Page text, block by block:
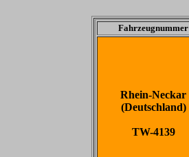
Fahrzeugnummer
Rhein-Neckar
(Deutschland)
TW-4139